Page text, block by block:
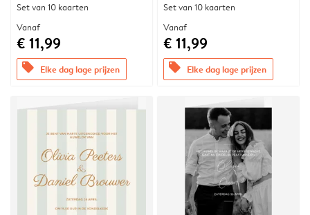
Set van 10 kaarten
Vanaf
€ 11,99
offers Elke dag lage prijzen
Set van 10 kaarten
Vanaf
€ 11,99
offers Elke dag lage prijzen